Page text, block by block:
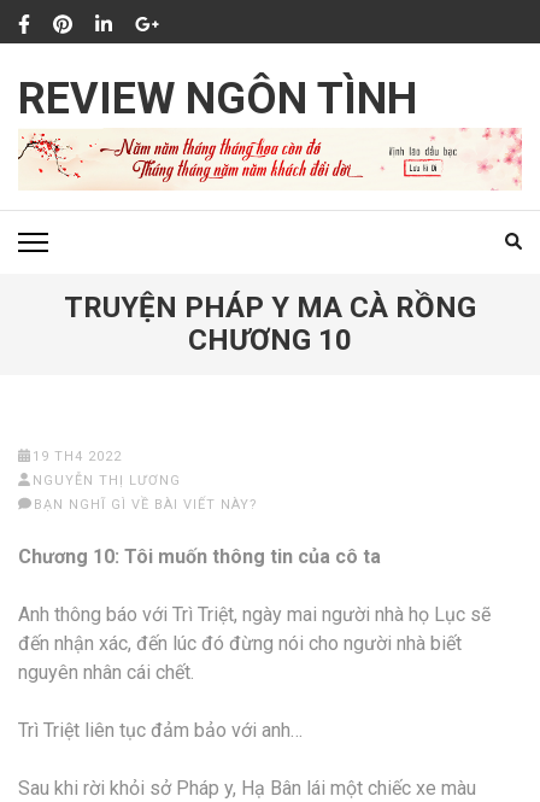
qua
nội
dung
(ấn
Enter)
REVIEW NGÔN TÌNH
TRUYỆN PHÁP Y MA CÀ RỒNG
CHƯƠNG 10
19 TH4 2022
NGUYỄN THỊ LƯƠNG
BẠN NGHĨ GÌ VỀ BÀI VIẾT NÀY?
Chương 10: Tôi muốn thông tin của cô ta
Anh thông báo với Trì Triệt, ngày mai người nhà họ Lục sẽ
đến nhận xác, đến lúc đó đừng nói cho người nhà biết
nguyên nhân cái chết.
Trì Triệt liên tục đảm bảo với anh…
Sau khi rời khỏi sở Pháp y, Hạ Bân lái một chiếc xe màu